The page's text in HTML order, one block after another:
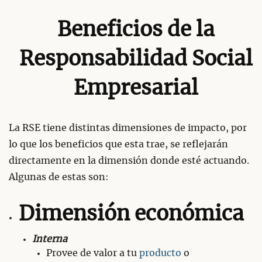
Beneficios de la
Responsabilidad Social
Empresarial
La RSE tiene distintas dimensiones de impacto, por
lo que los beneficios que esta trae, se reflejarán
directamente en la dimensión donde esté actuando.
Algunas de estas son:
Dimensión económica
Interna
Provee de valor a tu producto o